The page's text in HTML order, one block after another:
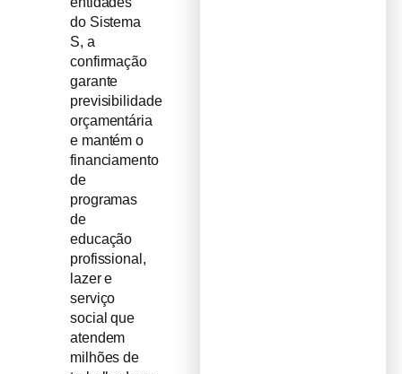
do Sistema
S, a
confirmação
garante
previsibilidade
orçamentária
e mantém o
financiamento
de
programas
de
educação
profissional,
lazer e
serviço
social que
atendem
milhões de